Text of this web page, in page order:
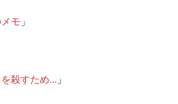
モ 」
殺すため... 」